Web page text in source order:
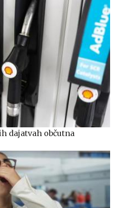
dajatvah občutna